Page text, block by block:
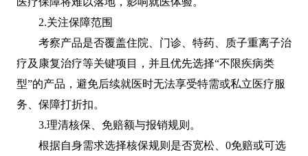
2.关注保障范围
考察产品是否覆盖住院、门诊、特药、质子重离子治
疗及康复治疗等关键项目，并且优先选择“不限疾病类
型”的产品，避免后续就医时无法享受特需或私立医疗服
务、保障打折扣。
3.理清核保、免赔额与报销规则。
根据自身需求选择核保规则是否宽松、0免赔或可选